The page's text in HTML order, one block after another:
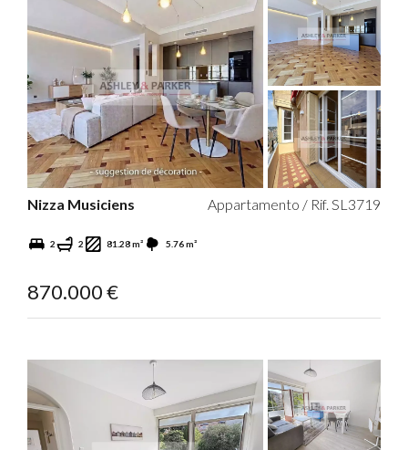
Nizza Musiciens Appartamento / Rif. SL3719
2 2 81.28 m² 5.76 m²
870.000 €